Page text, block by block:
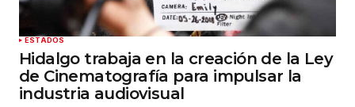
ESTADOS
Hidalgo trabaja en la creación de la Ley
de Cinematografía para impulsar la
industria audiovisual